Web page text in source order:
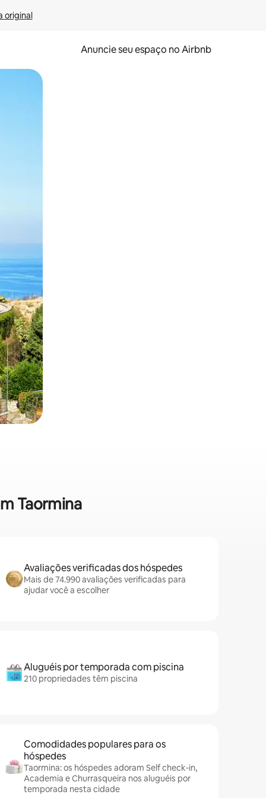
original
Anuncie seu espaço no Airbnb
o dedo na tela.
Taormina
Avaliações verificadas dos hóspedes
Mais de 74.990 avaliações verificadas para
ajudar você a escolher
Aluguéis por temporada com piscina
210 propriedades têm piscina
Comodidades populares para os
hóspedes
Taormina: os hóspedes adoram Self check-in,
Academia e Churrasqueira nos aluguéis por
temporada nesta cidade